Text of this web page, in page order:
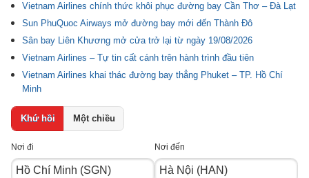
Vietnam Airlines chính thức khôi phục đường bay Cần Thơ – Đà Lạt
Sun PhuQuoc Airways mở đường bay mới đến Thành Đô
Sân bay Liên Khương mở cửa trở lại từ ngày 19/08/2026
Vietnam Airlines – Tự tin cất cánh trên hành trình đầu tiên
Vietnam Airlines khai thác đường bay thẳng Phuket – TP. Hồ Chí
Minh
Khứ hồi Một chiều
Nơi đi Nơi đến